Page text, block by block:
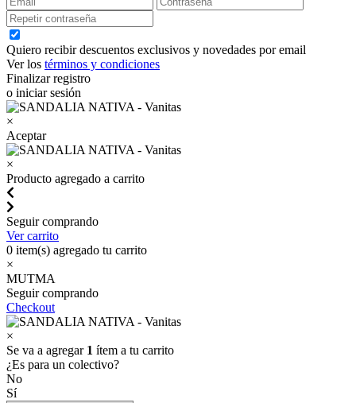
Quiero recibir descuentos exclusivos y novedades por email
Ver los términos y condiciones
Finalizar registro
o iniciar sesión
×
Aceptar
×
Producto agregado a carrito
Seguir comprando
Ver carrito
0 item(s) agregado tu carrito
×
MUTMA
Seguir comprando
Checkout
×
Se va a agregar 1 ítem a tu carrito
¿Es para un colectivo?
No
Sí